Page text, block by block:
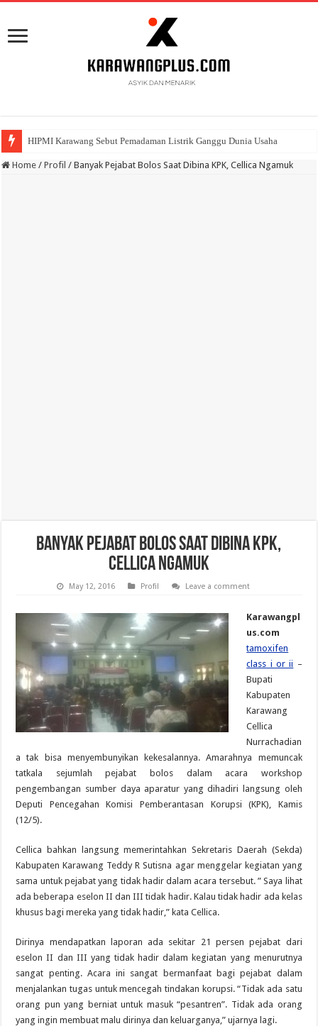
HIPMI Karawang Sebut Pemadaman Listrik Ganggu Dunia Usaha
BPK Ganjar WTP ke 11 Pada Laporan Keuangan Pemda Karawang
Home / Profil / Banyak Pejabat Bolos Saat Dibina KPK, Cellica Ngamuk
Banyak Pejabat Bolos Saat Dibina KPK,
Cellica Ngamuk
May 12, 2016 Profil Leave a comment
Karawangpl
us.com
tamoxifen
class i or ii –
Bupati
Kabupaten
Karawang
Cellica
Nurrachadian
a tak bisa menyembunyikan kekesalannya. Amarahnya memuncak
tatkala sejumlah pejabat bolos dalam acara workshop
pengembangan sumber daya aparatur yang dihadiri langsung oleh
Deputi Pencegahan Komisi Pemberantasan Korupsi (KPK), Kamis
(12/5).
Cellica bahkan langsung memerintahkan Sekretaris Daerah (Sekda)
Kabupaten Karawang Teddy R Sutisna agar menggelar kegiatan yang
sama untuk pejabat yang tidak hadir dalam acara tersebut. ” Saya lihat
ada beberapa eselon II dan III tidak hadir. Kalau tidak hadir ada kelas
khusus bagi mereka yang tidak hadir,” kata Cellica.
Dirinya mendapatkan laporan ada sekitar 21 persen pejabat dari
eselon II dan III yang tidak hadir dalam kegiatan yang menurutnya
sangat penting. Acara ini sangat bermanfaat bagi pejabat dalam
menjalankan tugas untuk mencegah tindakan korupsi. “Tidak ada satu
orang pun yang berniat untuk masuk “pesantren”. Tidak ada orang
yang ingin membuat malu dirinya dan keluarganya,” ujarnya lagi.